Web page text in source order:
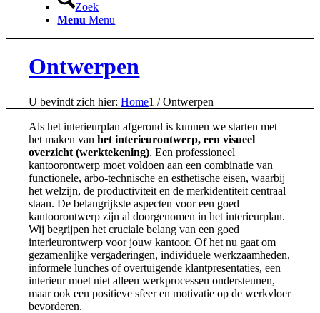
Zoek
Menu Menu
Ontwerpen
U bevindt zich hier: Home1 / Ontwerpen
Als het interieurplan afgerond is kunnen we starten met
het maken vanhet interieurontwerp, een visueel
overzicht (werktekening). Een professioneel
kantoorontwerp moet voldoen aan een combinatie van
functionele, arbo-technische en esthetische eisen, waarbij
het welzijn, de productiviteit en de merkidentiteit centraal
staan. De belangrijkste aspecten voor een goed
kantoorontwerp zijn al doorgenomen in het interieurplan.
Wij begrijpen het cruciale belang van een goed
interieurontwerp voor jouw kantoor. Of het nu gaat om
gezamenlijke vergaderingen, individuele werkzaamheden,
informele lunches of overtuigende klantpresentaties, een
interieur moet niet alleen werkprocessen ondersteunen,
maar ook een positieve sfeer en motivatie op de werkvloer
bevorderen.